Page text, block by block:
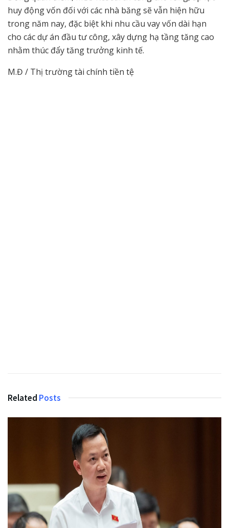
huy động vốn đối với các nhà băng sẽ vẫn hiện hữu
trong năm nay, đặc biệt khi nhu cầu vay vốn dài hạn
cho các dự án đầu tư công, xây dựng hạ tầng tăng cao
nhằm thúc đẩy tăng trưởng kinh tế.
M.Đ / Thị trường tài chính tiền tệ
Related Posts